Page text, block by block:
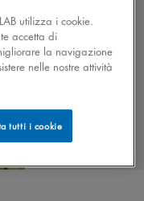
utilizza i cookie.
accetta di
la navigazione
nelle nostre attività
tutti i cookie